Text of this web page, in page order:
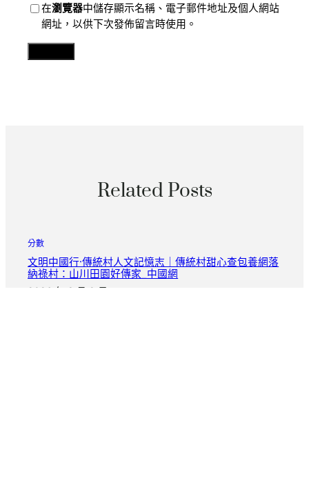
在瀏覽器中儲存顯示名稱、電子郵件地址及個人網站
網址，以供下次發佈留言時使用。
Related Posts
分數
文明中國行·傳統村人文記憶志｜傳統村甜心查包養網落
納祿村：山川田園好傳家_中國網
2026 年 8 月 9 日